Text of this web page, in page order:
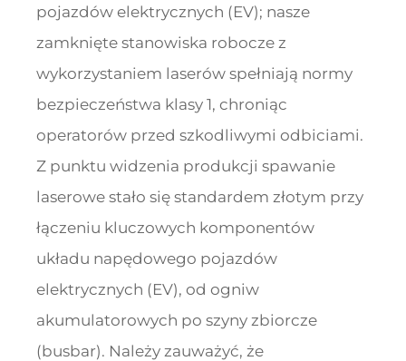
pojazdów elektrycznych (EV); nasze
zamknięte stanowiska robocze z
wykorzystaniem laserów spełniają normy
bezpieczeństwa klasy 1, chroniąc
operatorów przed szkodliwymi odbiciami.
Z punktu widzenia produkcji spawanie
laserowe stało się standardem złotym przy
łączeniu kluczowych komponentów
układu napędowego pojazdów
elektrycznych (EV), od ogniw
akumulatorowych po szyny zbiorcze
(busbar). Należy zauważyć, że